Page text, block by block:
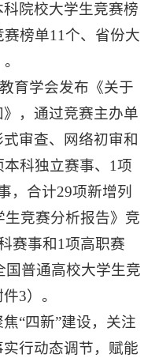
院校大学生竞赛榜
榜单11个、省份大
育学会发布《关于
，通过竞赛主办单
审查、网络初审和
科独立赛事、1项
，合计29项新增列
生竞赛分析报告》竞
赛事和1项高职赛
国普通高校大学生竞
3）。
“四新”建设，关注
行动态调节，赋能